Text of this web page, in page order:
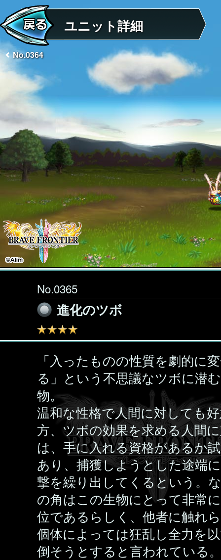
ユニット詳細
No.0364
No.0365
進化のツボ
「入ったものの性質を劇的に
る」という不思議なツボに潜
物。
温和な性格で人間に対しても
方、ツボの効果を求める人間
は、手に入れる資格があるか
あり、捕獲しようとした途端
撃を繰り出してくるという。
の角はこの生物にとって非常
位であるらしく、他者に触れ
個体によっては狂乱し全力を
倒そうとすると言われている